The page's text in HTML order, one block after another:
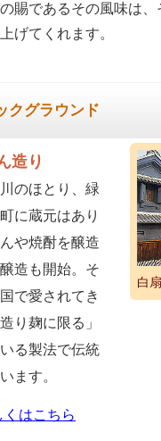
賜であるその風味は
げてくれます。
クグラウンド
造り
のほとり、緑
に蔵元はあり
や焼酎を醸造
造も開始。そ
で愛されてき
り麹に限る」
る製法で伝統
ます。
はこちら
白